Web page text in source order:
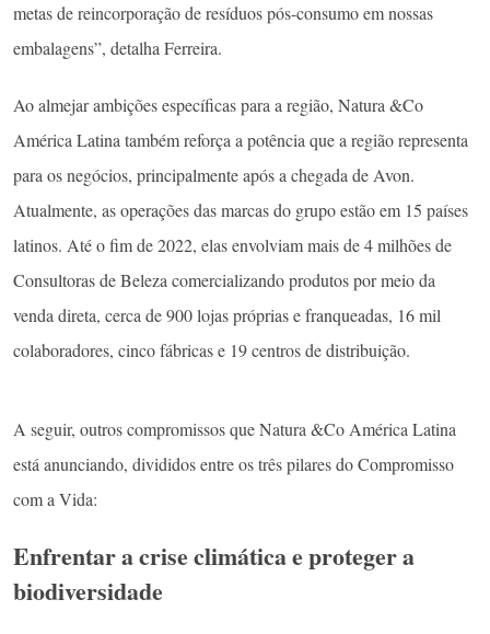
metas de reincorporação de resíduos pós-consumo em nossas
embalagens”, detalha Ferreira.
Ao almejar ambições específicas para a região, Natura &Co
América Latina também reforça a potência que a região representa
para os negócios, principalmente após a chegada de Avon.
Atualmente, as operações das marcas do grupo estão em 15 países
latinos. Até o fim de 2022, elas envolviam mais de 4 milhões de
Consultoras de Beleza comercializando produtos por meio da
venda direta, cerca de 900 lojas próprias e franqueadas, 16 mil
colaboradores, cinco fábricas e 19 centros de distribuição.
A seguir, outros compromissos que Natura &Co América Latina
está anunciando, divididos entre os três pilares do Compromisso
com a Vida:
Enfrentar a crise climática e proteger a
biodiversidade